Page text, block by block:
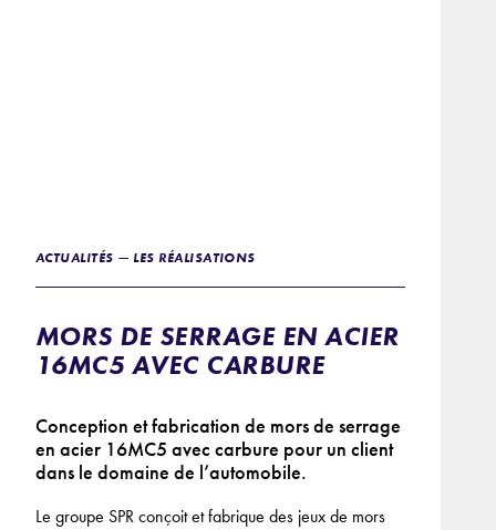
ACTUALITÉS — LES RÉALISATIONS
MORS DE SERRAGE EN ACIER
16MC5 AVEC CARBURE
Conception et fabrication de mors de serrage
en acier 16MC5 avec carbure pour un client
dans le domaine de l’automobile.
Le groupe SPR conçoit et fabrique des jeux de mors